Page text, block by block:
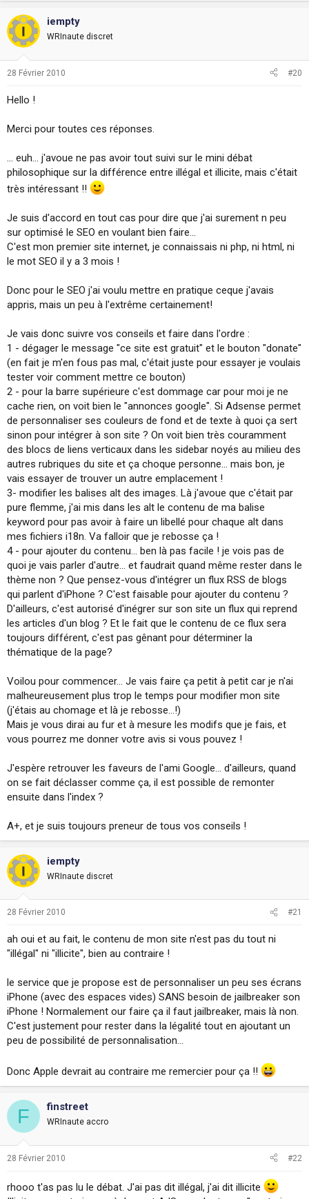
iempty
WRInaute discret
28 Février 2010 #20
Hello !
Merci pour toutes ces réponses.
... euh... j'avoue ne pas avoir tout suivi sur le mini débat
philosophique sur la différence entre illégal et illicite, mais c'était
très intéressant !!
Je suis d'accord en tout cas pour dire que j'ai surement n peu
sur optimisé le SEO en voulant bien faire...
C'est mon premier site internet, je connaissais ni php, ni html, ni
le mot SEO il y a 3 mois !
Donc pour le SEO j'ai voulu mettre en pratique ceque j'avais
appris, mais un peu à l'extrême certainement!
Je vais donc suivre vos conseils et faire dans l'ordre :
1 - dégager le message "ce site est gratuit" et le bouton "donate"
(en fait je m'en fous pas mal, c'était juste pour essayer je voulais
tester voir comment mettre ce bouton)
2 - pour la barre supérieure c'est dommage car pour moi je ne
cache rien, on voit bien le "annonces google". Si Adsense permet
de personnaliser ses couleurs de fond et de texte à quoi ça sert
sinon pour intégrer à son site ? On voit bien très couramment
des blocs de liens verticaux dans les sidebar noyés au milieu des
autres rubriques du site et ça choque personne... mais bon, je
vais essayer de trouver un autre emplacement !
3- modifier les balises alt des images. Là j'avoue que c'était par
pure flemme, j'ai mis dans les alt le contenu de ma balise
keyword pour pas avoir à faire un libellé pour chaque alt dans
mes fichiers i18n. Va falloir que je rebosse ça !
4 - pour ajouter du contenu... ben là pas facile ! je vois pas de
quoi je vais parler d'autre... et faudrait quand même rester dans le
thème non ? Que pensez-vous d'intégrer un flux RSS de blogs
qui parlent d'iPhone ? C'est faisable pour ajouter du contenu ?
D'ailleurs, c'est autorisé d'inégrer sur son site un flux qui reprend
les articles d'un blog ? Et le fait que le contenu de ce flux sera
toujours différent, c'est pas gênant pour déterminer la
thématique de la page?
Voilou pour commencer... Je vais faire ça petit à petit car je n'ai
malheureusement plus trop le temps pour modifier mon site
(j'étais au chomage et là je rebosse...!)
Mais je vous dirai au fur et à mesure les modifs que je fais, et
vous pourrez me donner votre avis si vous pouvez !
J'espère retrouver les faveurs de l'ami Google... d'ailleurs, quand
on se fait déclasser comme ça, il est possible de remonter
ensuite dans l'index ?
A+, et je suis toujours preneur de tous vos conseils !
iempty
WRInaute discret
28 Février 2010 #21
ah oui et au fait, le contenu de mon site n'est pas du tout ni
"illégal" ni "illicite", bien au contraire !
le service que je propose est de personnaliser un peu ses écrans
iPhone (avec des espaces vides) SANS besoin de jailbreaker son
iPhone ! Normalement our faire ça il faut jailbreaker, mais là non.
C'est justement pour rester dans la légalité tout en ajoutant un
peu de possibilité de personnalisation...
Donc Apple devrait au contraire me remercier pour ça !!
F finstreet
WRInaute accro
28 Février 2010 #22
rhooo t'as pas lu le débat. J'ai pas dit illégal, j'ai dit illicite